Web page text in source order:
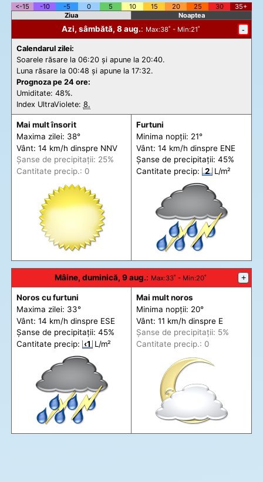
<-15 -10 -5 0 5 10 15 20 25 30
35+
Ziua
Noaptea
Azi, sâmbătă, 8 aug.: Max:38˚ - Min:21˚ -
Calendarul zilei:
Soarele răsare la 06:20 și apune la 20:40.
Luna răsare la 00:48 și apune la 17:32.
Prognoza pe 24 ore:
Umiditate: 48%.
Index UltraViolete: 8.
Mai mult însorit
Maxima zilei: 38°
Vânt: 14 km/h dinspre NNV
Șanse de precipitații: 25%
Cantitate precip.: 0
Furtuni
Minima nopții: 21°
Vânt: 14 km/h dinspre ENE
Șanse de precipitații: 45%
Cantitate precip:
2 L/m²
Mâine, duminică, 9 aug.: Max:33˚ - Min:20˚ +
Noros cu furtuni
Maxima zilei: 33°
Vânt: 14 km/h dinspre ESE
Șanse de precipitații: 45%
Cantitate precip: ‹1 L/m²
Mai mult noros
Minima nopții: 20°
Vânt: 11 km/h dinspre E
Șanse de precipitații: 5%
Cantitate precip.: 0